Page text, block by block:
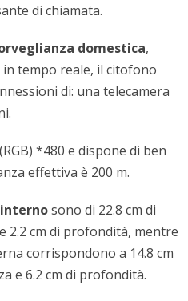
di chiamata.
domestica,
in tempo reale, il citofono
di: una telecamera
*480 e dispone di ben
effettiva è 200 m.
sono di 22.8 cm di
2.2 cm di profondità, mentre
corrispondono a 14.8 cm
e 6.2 cm di profondità.